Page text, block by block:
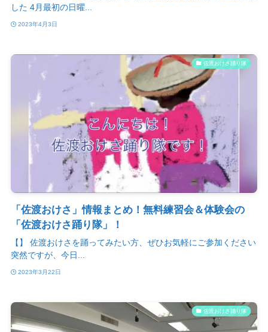
した 4月最初の日曜...
2023年4月3日
佐渡おけさ踊り隊
「佐渡おけさ」情報まとめ！無料練習会＆体験会の
「佐渡おけさ踊り隊」！
【】 佐渡おけさを踊ってみたい方、ぜひお気軽にご参加ください
突然ですが、今日...
2023年3月22日
佐渡おけさ踊り隊